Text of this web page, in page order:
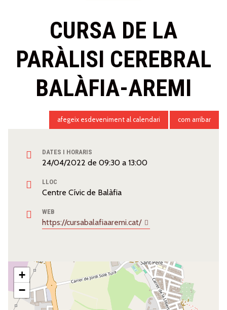
CURSA DE LA
PARÀLISI CEREBRAL
BALÀFIA-AREMI
DATES I HORARIS
24/04/2022 de 09:30 a 13:00
LLOC
Centre Cívic de Balàfia
WEB
https://cursabalafiaaremi.cat/
afegeix esdeveniment al calendari com arribar
+
−